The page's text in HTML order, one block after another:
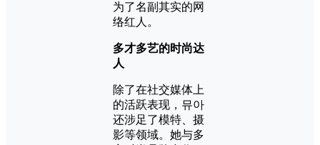
为了名副其实的网
络红人。
多才多艺的时尚达
人
除了在社交媒体上
的活跃表现，뮤아
还涉足了模特、摄
影等领域。她与多